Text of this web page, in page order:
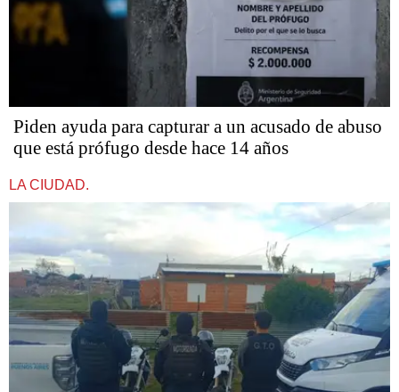
Piden ayuda para capturar a un acusado de abuso
que está prófugo desde hace 14 años
LA CIUDAD.